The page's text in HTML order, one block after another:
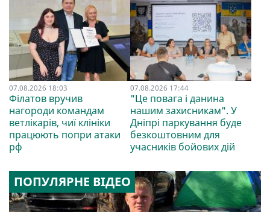
07.08.2026 18:03
Філатов вручив
нагороди командам
ветлікарів, чиї клініки
працюють попри атаки
рф
07.08.2026 17:44
"Це повага і данина
нашим захисникам". У
Дніпрі паркування буде
безкоштовним для
учасників бойових дій
ПОПУЛЯРНЕ ВІДЕО